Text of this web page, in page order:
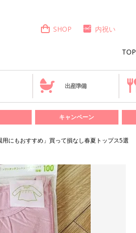
TOP
SHOP 内祝い
出産準備
キャンペーン
にもおすすめ」買って損なし春夏トップス5選